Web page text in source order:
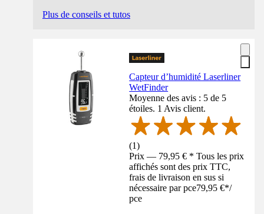
Plus de conseils et tutos
Capteur d’humidité Laserliner
WetFinder
Moyenne des avis : 5 de 5
étoiles. 1 Avis client.
(1)
Prix — 79,95 € * Tous les prix
affichés sont des prix TTC,
frais de livraison en sus si
nécessaire par pce79,95 €*/
pce